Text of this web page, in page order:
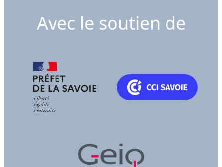
Avec le soutien de